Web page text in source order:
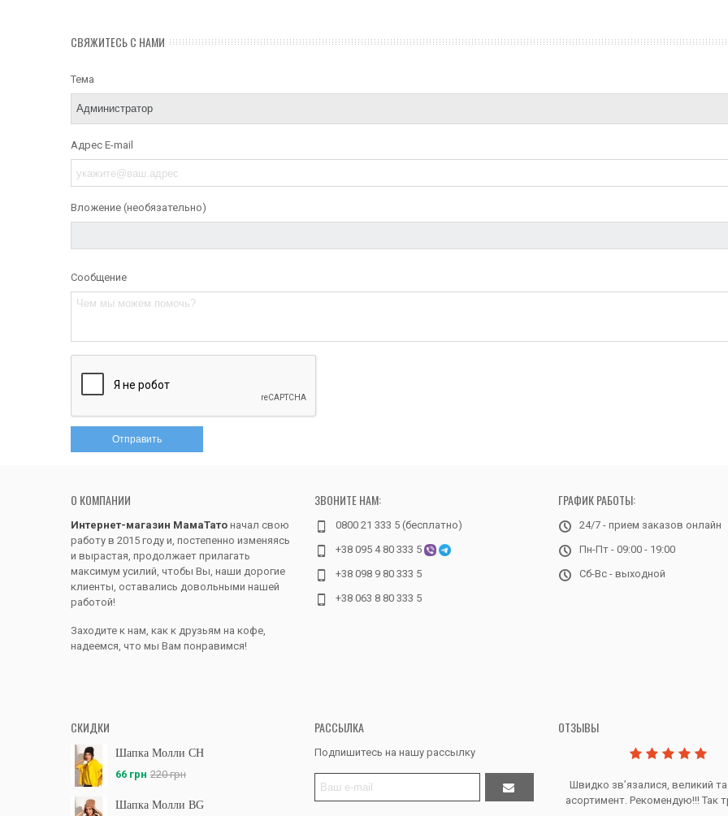
СВЯЖИТЕСЬ С НАМИ
Тема
Адрес E-mail
Вложение (необязательно)
Сообщение
О КОМПАНИИ
Интернет-магазин МамаТато начал свою
работу в 2015 году и, постепенно изменяясь
и вырастая, продолжает прилагать
максимум усилий, чтобы Вы, наши дорогие
клиенты, оставались довольными нашей
работой!
Заходите к нам, как к друзьям на кофе,
надеемся, что мы Вам понравимся!
ЗВОНИТЕ НАМ:
0800 21 333 5 (бесплатно)
+38 095 4 80 333 5
+38 098 9 80 333 5
+38 063 8 80 333 5
ГРАФИК РАБОТЫ:
24/7 - прием заказов онлайн
Пн-Пт - 09:00 - 19:00
Сб-Вс - выходной
СКИДКИ
Шапка Молли CH
66 грн 220 грн
Шапка Молли BG
РАССЫЛКА
Подпишитесь на нашу рассылку
ОТЗЫВЫ
Дякую за все, продавець супер.
Швидко звʼязалися, великий та
асортимент. Рекомендую!!! Так